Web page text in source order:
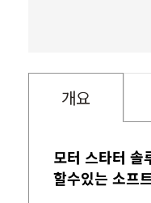
개요
모터 스타터 솔
할수있는 소프